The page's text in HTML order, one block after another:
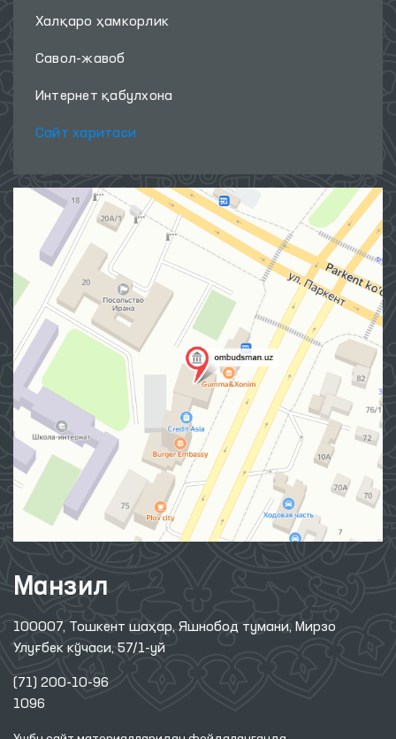
Халқаро ҳамкорлик
Савол-жавоб
Интернет қабулхона
Сайт харитаси
Манзил
100007, Тошкент шаҳар, Яшнобод тумани, Мирзо
Улуғбек кўчаси, 57/1-уй
(71) 200-10-96
1096